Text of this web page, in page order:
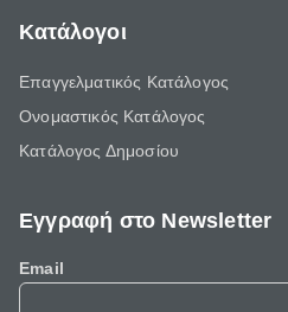
Κατάλογοι
Επαγγελματικός Κατάλογος
Ονομαστικός Κατάλογος
Κατάλογος Δημοσίου
Εγγραφή στο Newsletter
Email